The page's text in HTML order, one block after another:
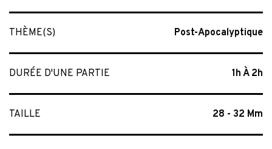
THÈME(S) Post-Apocalyptique
DURÉE D'UNE PARTIE 1h À 2h
TAILLE 28 - 32 Mm